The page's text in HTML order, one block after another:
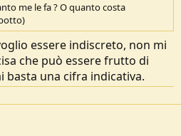
me le fa ? O quanto costa
essere indiscreto, non mi
che può essere frutto di
una cifra indicativa.